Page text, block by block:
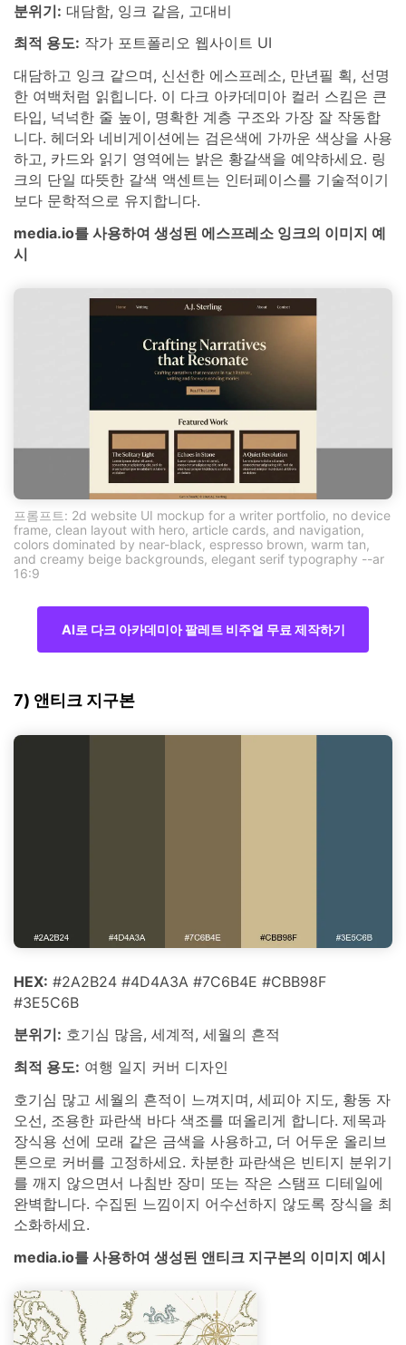
분위기: 대담함, 잉크 같음, 고대비
최적 용도: 작가 포트폴리오 웹사이트 UI
대담하고 잉크 같으며, 신선한 에스프레소, 만년필 획, 선명
한 여백처럼 읽힙니다. 이 다크 아카데미아 컬러 스킴은 큰
타입, 넉넉한 줄 높이, 명확한 계층 구조와 가장 잘 작동합
니다. 헤더와 네비게이션에는 검은색에 가까운 색상을 사용
하고, 카드와 읽기 영역에는 밝은 황갈색을 예약하세요. 링
크의 단일 따뜻한 갈색 액센트는 인터페이스를 기술적이기
보다 문학적으로 유지합니다.
media.io를 사용하여 생성된 에스프레소 잉크의 이미지 예
시
프롬프트: 2d website UI mockup for a writer portfolio, no device
frame, clean layout with hero, article cards, and navigation,
colors dominated by near-black, espresso brown, warm tan,
and creamy beige backgrounds, elegant serif typography --ar
16:9
AI로 다크 아카데미아 팔레트 비주얼 무료 제작하기
7) 앤티크 지구본
HEX: #2A2B24 #4D4A3A #7C6B4E #CBB98F
#3E5C6B
분위기: 호기심 많음, 세계적, 세월의 흔적
최적 용도: 여행 일지 커버 디자인
호기심 많고 세월의 흔적이 느껴지며, 세피아 지도, 황동 자
오선, 조용한 파란색 바다 색조를 떠올리게 합니다. 제목과
장식용 선에 모래 같은 금색을 사용하고, 더 어두운 올리브
톤으로 커버를 고정하세요. 차분한 파란색은 빈티지 분위기
를 깨지 않으면서 나침반 장미 또는 작은 스탬프 디테일에
완벽합니다. 수집된 느낌이지 어수선하지 않도록 장식을 최
소화하세요.
media.io를 사용하여 생성된 앤티크 지구본의 이미지 예시